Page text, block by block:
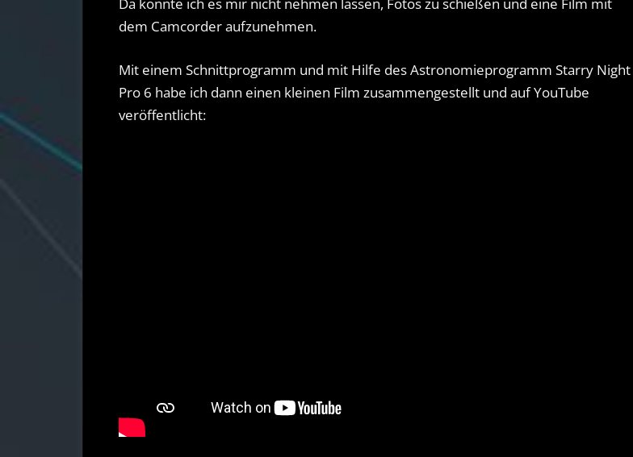
dem Camcorder aufzunehmen.
Mit einem Schnittprogramm und mit Hilfe des Astronomieprogramm Starry Night
Pro 6 habe ich dann einen kleinen Film zusammengestellt und auf YouTube
veröffentlicht: